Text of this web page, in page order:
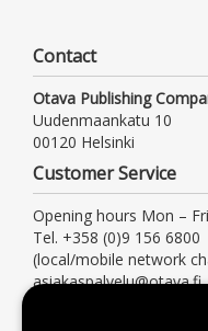
Contact
Otava Publishing
Uudenmaankatu 10
00120 Helsinki
Customer Service
Opening hours Mon –
Tel. +358 (0)9 156 6800
(local/mobile network
asiakaspalvelu@otava.fi